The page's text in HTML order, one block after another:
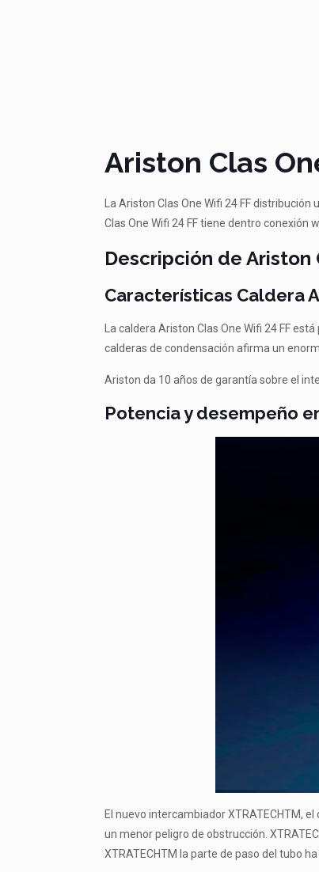
Ariston Clas
La Ariston Clas One Wifi 24 FF
Clas One Wifi 24 FF tiene dentro conexión
Descripción de Ariston
Características Caldera
La caldera Ariston Clas One Wifi 24 FF
calderas de condensación afirma un
Ariston da 10 años de garantía sobre el
Potencia y desempeño
El nuevo intercambiador XTRATECHTM,
un menor peligro de obstrucción.
XTRATECHTM la parte de paso del tubo